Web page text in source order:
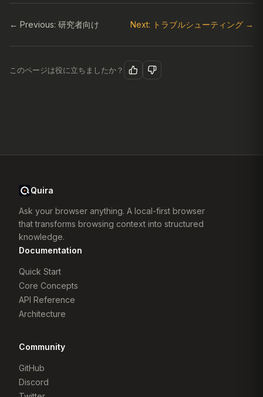
← Previous: 研究者向け Next: トラブルシューティング →
このページは役に立ちましたか？
Quira
Ask your browser anything. A local-first browser
that transforms browsing context into structured
knowledge.
Documentation
Quick Start
Core Concepts
API Reference
Architecture
Community
GitHub
Discord